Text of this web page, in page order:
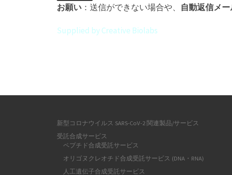
お願い ：送信ができない場合や、 自動返信メ
Supplied by Creative Biolabs
新型コロナウイルス SARS-CoV-2 関連製品/サービス
受託合成サービス
ペプチド合成受託サービス
オリゴヌクレオチド合成受託サービス (DNA・RNA)
人工遺伝子合成受託サービス